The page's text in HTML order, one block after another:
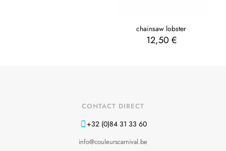
chainsaw lobster
12,50 €
CONTACT DIRECT
+32 (0)84 31 33 60
info@couleurscarnival.be